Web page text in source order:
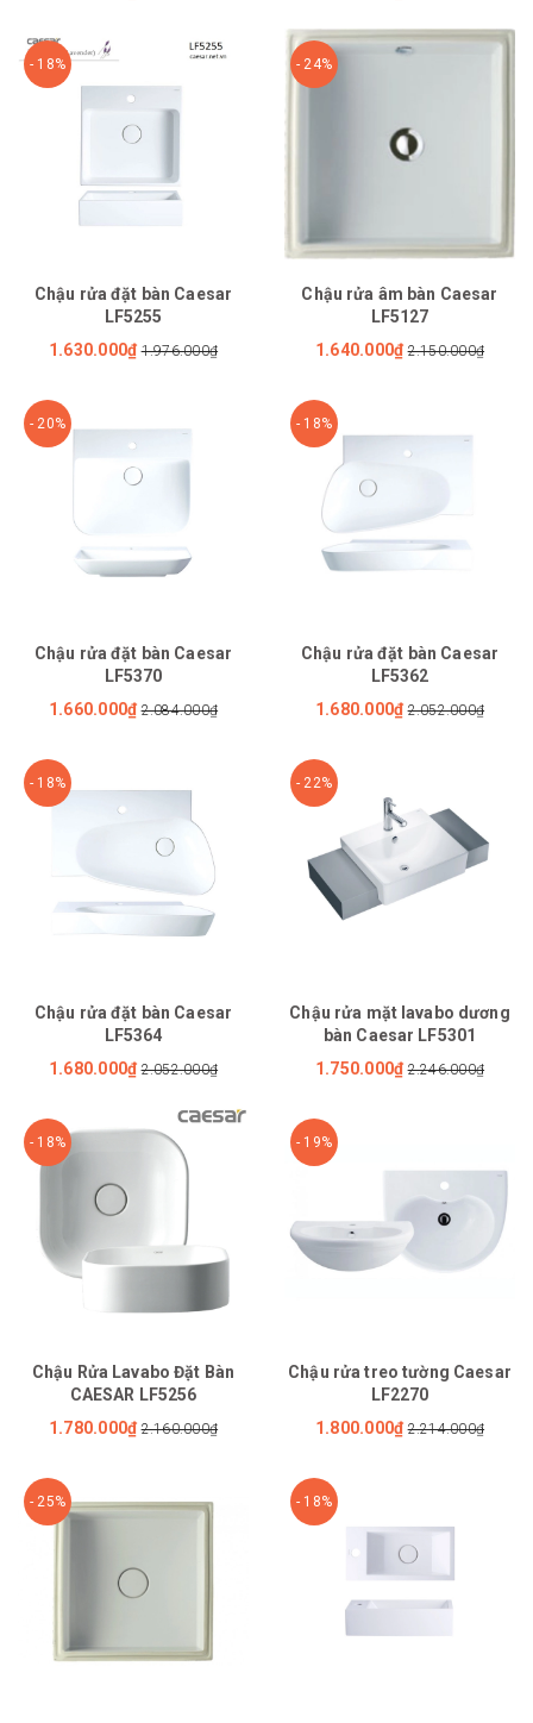
- 18%
Chậu rửa đặt bàn Caesar
LF5255
1.630.000₫ 1.976.000₫
- 24%
Chậu rửa âm bàn Caesar
LF5127
1.640.000₫ 2.150.000₫
- 20%
Chậu rửa đặt bàn Caesar
LF5370
1.660.000₫ 2.084.000₫
- 18%
Chậu rửa đặt bàn Caesar
LF5362
1.680.000₫ 2.052.000₫
- 18%
Chậu rửa đặt bàn Caesar
LF5364
1.680.000₫ 2.052.000₫
- 22%
Chậu rửa mặt lavabo dương
bàn Caesar LF5301
1.750.000₫ 2.246.000₫
- 18%
Chậu Rửa Lavabo Đặt Bàn
CAESAR LF5256
1.780.000₫ 2.160.000₫
- 19%
Chậu rửa treo tường Caesar
LF2270
1.800.000₫ 2.214.000₫
- 25% - 18%